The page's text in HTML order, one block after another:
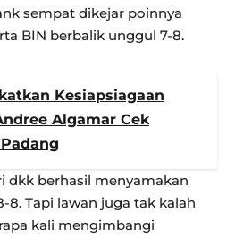
sempat dikejar poinnya
BIN berbalik unggul 7-8.
Kesiapsiagaan
Algamar Cek
dkk berhasil menyamakan
8. Tapi lawan juga tak kalah
kali mengimbangi